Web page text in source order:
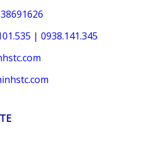
| 0938.141.345